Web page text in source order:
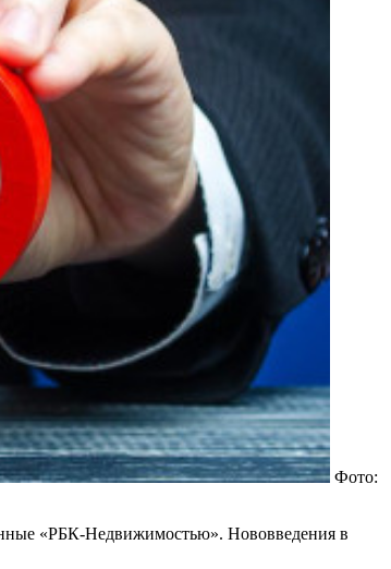
Фото:
«РБК-Недвижимостью». Нововведения в